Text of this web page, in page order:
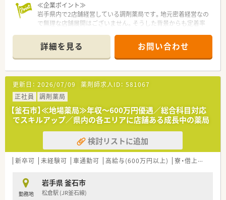
≪企業ポイント≫
岩手県内で2店舗経営している調剤薬局です。地元密着経営なの
で無理な店舗展開はございません。そうした背景からも定着率
幅広く在籍しています。未経験やブランクがある方も安心して
勤務できる環境を整えています。会社内の風通しも良く、スタッ
フ間のコミュニケーションも取れていることが魅力です。
≪業務について≫
中途採用の方はOJTでの研修がメインとなっております。徐々に
業務に慣れていただけるよう、先輩社員がフォローしながらお仕
事していただきます。そのため、ブランクがある方、あまり調剤
の経験がなく自信がない、という方にも安心してお仕事スタート
できます。
≪こんな方におススメ≫
★地元で働きたいとお考えの方
★Iターン・Uターンでお仕事お探しの方
★患者様との距離感が程よく、家庭的な雰囲気で働きたい方
★科目の偏り無くお勤めされたい方
詳細を見る お問い合わせ
更新日： 2026/07/09 薬剤師求人ID： 581067
正社員
調剤薬局
【釜石市】≪地場薬局≫年収～600万円優遇／総合科目対応
でスキルアップ／県内の各エリアに店舗ある成長中の薬局
検討リストに追加
新卒可 未経験可 車通勤可 高給与(600万円以上) 寮・借上社宅あり
勤務地
岩手県 釜石市
松倉駅 (JR釜石線)